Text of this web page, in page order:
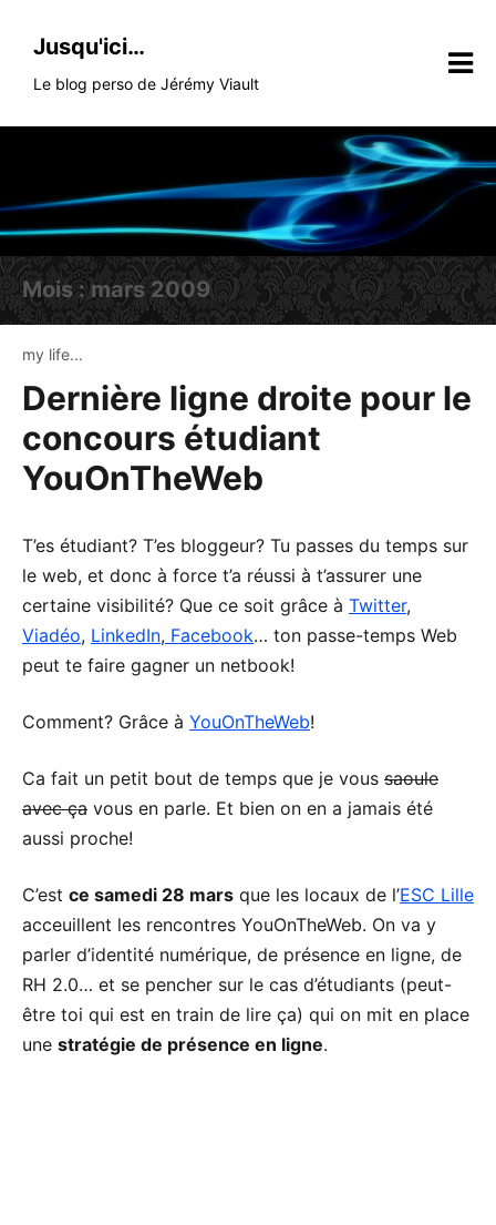
Jusqu'ici…
Le blog perso de Jérémy Viault
Mois :mars 2009
my life...
Dernière ligne droite pour le
concours étudiant
YouOnTheWeb
T’es étudiant? T’es bloggeur? Tu passes du temps sur
le web, et donc à force t’a réussi à t’assurer une
certaine visibilité? Que ce soit grâce à Twitter,
Viadéo, LinkedIn, Facebook… ton passe-temps Web
peut te faire gagner un netbook!
Comment? Grâce à YouOnTheWeb!
Ca fait un petit bout de temps que je vous saoule
avec ça vous en parle. Et bien on en a jamais été
aussi proche!
C’est ce samedi 28 mars que les locaux de l’ESC Lille
acceuillent les rencontres YouOnTheWeb. On va y
parler d’identité numérique, de présence en ligne, de
RH 2.0… et se pencher sur le cas d’étudiants (peut-
être toi qui est en train de lire ça) qui on mit en place
une stratégie de présence en ligne.